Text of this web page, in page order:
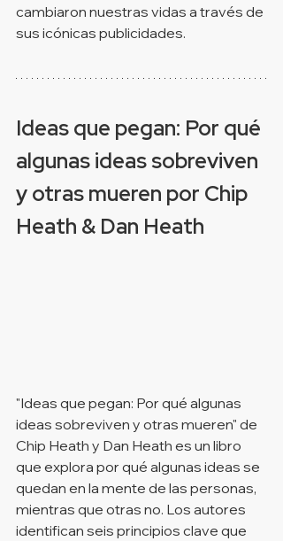
cambiaron nuestras vidas a través de
sus icónicas publicidades.
Ideas que pegan: Por qué
algunas ideas sobreviven
y otras mueren por Chip
Heath & Dan Heath
"Ideas que pegan: Por qué algunas
ideas sobreviven y otras mueren" de
Chip Heath y Dan Heath es un libro
que explora por qué algunas ideas se
quedan en la mente de las personas,
mientras que otras no. Los autores
identifican seis principios clave que